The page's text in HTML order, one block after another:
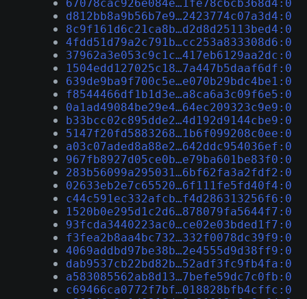
67078cac926e084e…1fe78c6cb368d4:0
d812bb8a9b56b7e9…2423774c07a3d4:0
8c9f161d6c21ca8b…d2d8d25113bed4:0
4fdd51d79a2c791b…cc253a833308d6:0
37962a3e053c9c1c…417eb6129aa2dc:0
1504edd127025c18…7a447b5daaf6df:0
639de9ba9f700c5e…e070b29bdc4be1:0
f8544466df1b1d3e…a8ca6a3c09f6e5:0
0a1ad49084be29e4…64ec209323c9e9:0
b33bcc02c895dde2…4d192d9144cbe9:0
5147f20fd5883268…1b6f099208c0ee:0
a03c07aded8a88e2…642ddc954036ef:0
967fb8927d05ce0b…e79ba601be83f0:0
283b56099a295031…6bf62fa3a2fdf2:0
02633eb2e7c65520…6f111fe5fd40f4:0
c44c591ec332afcb…f4d286313256f6:0
1520b0e295d1c2d6…878079fa5644f7:0
93fcda3440223ac0…ce02e03bded1f7:0
f3fea2b8aa4bc732…332f0078dc39f9:0
4069addbd97be38b…2e4555d9d38ff9:0
dab9537cb22bd82b…52adf3fc9fb4fa:0
a583085562ab8d13…7befe59dc7c0fb:0
c69466ca0772f7bf…018828bfb4cffc:0